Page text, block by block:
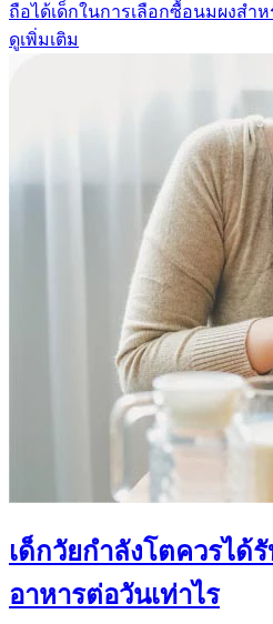
ถือได้เด็กในการเลือกซื้อนมผงสำ
ดูเพิ่มเติม
เด็กวัยกำลังโตควรได้
อาหารต่อวันเท่าไร